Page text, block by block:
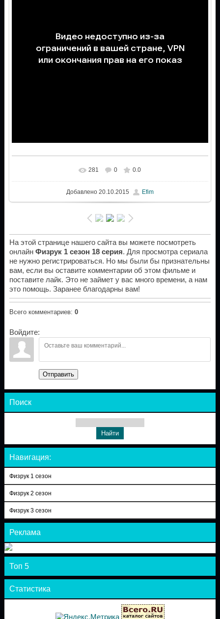
281 0 0.0
Добавлено20.10.2015 Efim
На этой странице нашего сайта вы можете посмотреть
онлайн Физрук 1 сезон 18 серия. Для просмотра сериала
не нужно регистрироваться. Но мы были бы признательны
вам, если вы оставите комментарии об этом фильме и
поставите лайк. Это не займет у вас много времени, а нам
это помощь. Заранее благодарны вам!
Всего комментариев: 0
Войдите:
Отправить
Поиск
Навигация:
Физрук 1 сезон
Физрук 2 сезон
Физрук 3 сезон
Реклама
Топ 5
Статистика